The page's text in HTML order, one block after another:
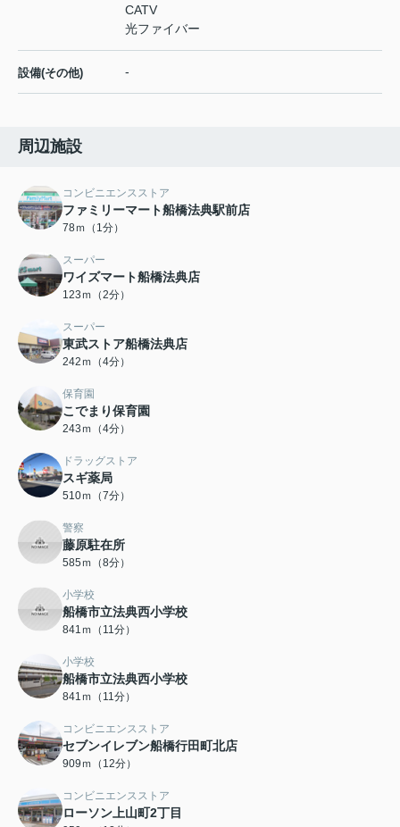
CATV
光ファイバー
設備(その他) -
周辺施設
コンビニエンスストア
ファミリーマート船橋法典駅前店
78ｍ（1分）
スーパー
ワイズマート船橋法典店
123ｍ（2分）
スーパー
東武ストア船橋法典店
242ｍ（4分）
保育園
こでまり保育園
243ｍ（4分）
ドラッグストア
スギ薬局
510ｍ（7分）
警察
藤原駐在所
585ｍ（8分）
小学校
船橋市立法典西小学校
841ｍ（11分）
小学校
船橋市立法典西小学校
841ｍ（11分）
コンビニエンスストア
セブンイレブン船橋行田町北店
909ｍ（12分）
コンビニエンスストア
ローソン上山町2丁目